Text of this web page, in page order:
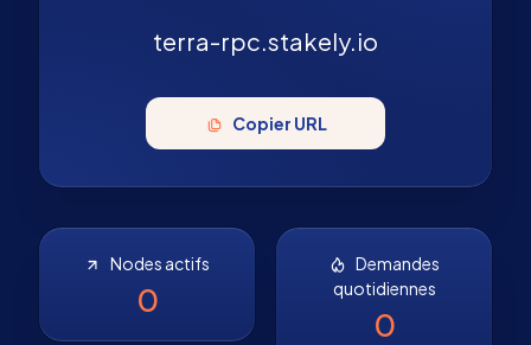
terra-rpc.stakely.io
Copier URL
Nodes actifs
0
Demandes
quotidiennes
0